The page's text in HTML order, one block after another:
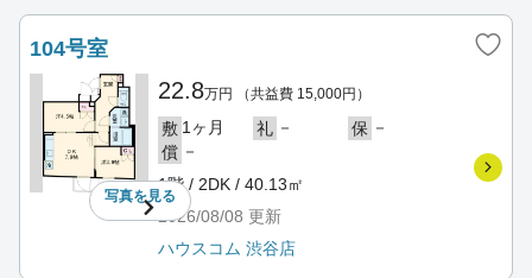
104号室
写真を見る
22.8万円 （共益費 15,000円）
敷 1ヶ月 礼 － 保 －
償 －
1階 / 2DK / 40.13㎡
2026/08/08 更新
ハウスコム 渋谷店